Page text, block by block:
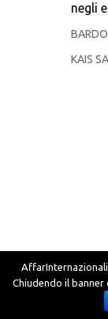
negli
BARDO
KAIS
Chiudendo il banner